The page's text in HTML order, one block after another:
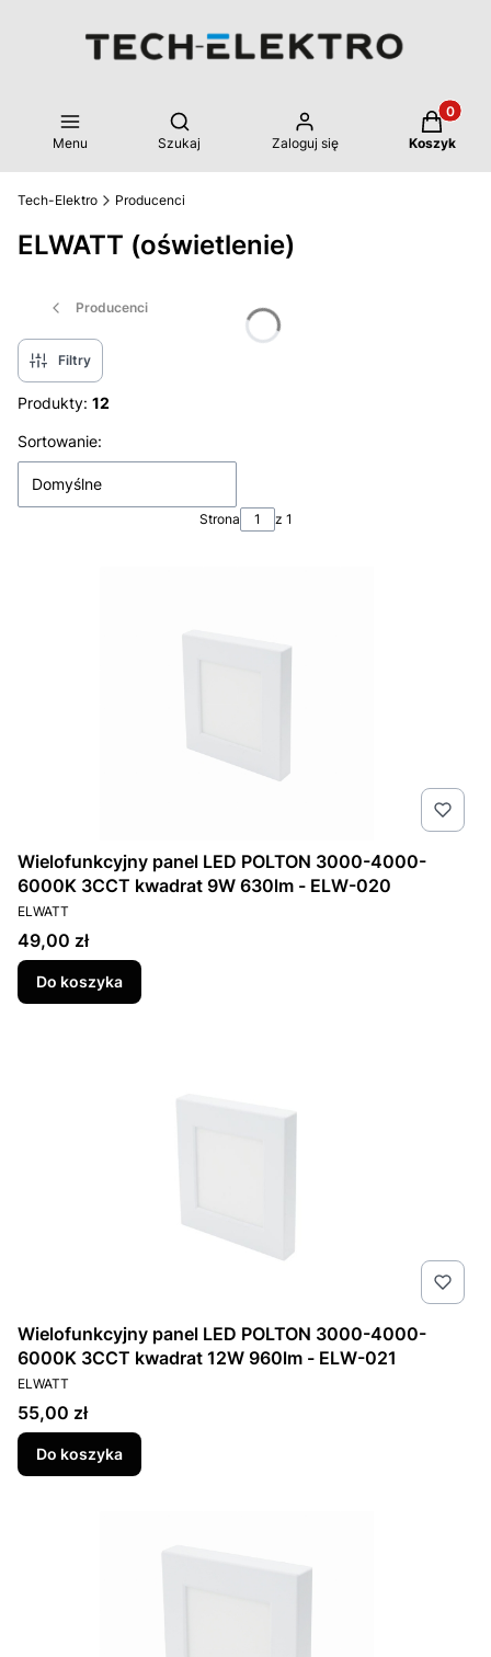
Menu
Otwórz wyszukiwarkę
Szukaj Zaloguj się Koszyk
Tech-Elektro Producenci
ELWATT (oświetlenie)
Producenci
Filtry
Produkty: 12
Lista produktów
Sortowanie:
Domyślne
Strona z 1
Wielofunkcyjny panel LED POLTON 3000-4000-
6000K 3CCT kwadrat 9W 630lm - ELW-020
PRODUCENT
ELWATT
Cena
49,00 zł
Do koszyka
Wielofunkcyjny panel LED POLTON 3000-4000-
6000K 3CCT kwadrat 12W 960lm - ELW-021
PRODUCENT
ELWATT
Cena
55,00 zł
Do koszyka